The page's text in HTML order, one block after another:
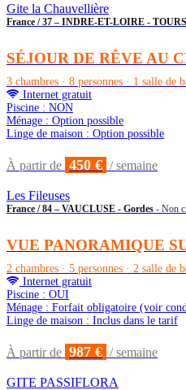
Gite la Chauvellière
France / 37 – INDRE-ET-LOIRE - TOURS
SÉJOUR DE RÊVE AU
3 chambres · 8 personnes · 1 salle de
Internet gratuit
Piscine : NON
Ménage : Option possible
Linge de maison : Option possible
À partir de 450 € / semaine
Les Fileuses
France / 84 – VAUCLUSE - Gordes - Non
VUE PANORAMIQUE
2 chambres · 5 personnes · 2 salle de
Internet gratuit
Piscine : OUI
Ménage : Forfait obligatoire (voir
Linge de maison : Inclus dans le tarif
À partir de 987 € / semaine
GITE PASSIFLORA